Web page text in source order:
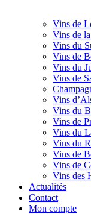
Vins de
Vins de
Vins du
Vins de
Vins du
Vins de
Vins
Vins du
Vins de
Vins du
Vins du
Vins de
Vins de
Vins des
Actualités
Contact
Mon compte